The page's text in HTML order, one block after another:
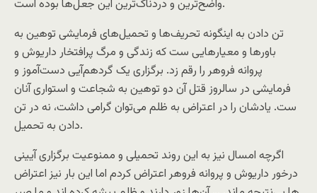
واضح‌ترین و دردناک‌ترین این جعل‌ها بوده است.
تن دادن به اینگونه تحریف‌ها و تحمیل‌های فرمایشی توهین به
باورها و معیارهایی ست که زندگی و مرگ پرافتخار داریوش و
پروانه فروهر را رقم زد. برگزاری یک گردهم‌آیی دست‌آموز و
فرمایشی در سالروز قتل آن دو توهین به شجاعت و استواری آنان
ست. یادشان را در اعتراض به ظلم می‌توان گرامی داشت، نه در تن
دادن به تحمیل.
اگرچه امسال نیز به این روند تحمیلی و ممنوعیت برگزاری آیینی
درخور داریوش و پروانه فروهر اعتراض کردم اما این بار نیز اعتراض